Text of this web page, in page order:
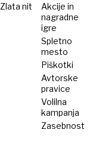
Zlata nit
Akcije in
nagradne
igre
Spletno
mesto
Piškotki
Avtorske
pravice
Volilna
kampanja
Zasebnost